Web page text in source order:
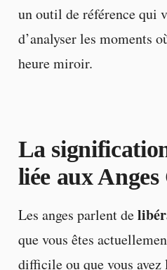
un outil de référence qui
d’analyser les moments
heure miroir.
La
liée aux
Les anges parlent de
que vous êtes
difficile ou que vous avez